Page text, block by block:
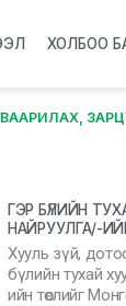
ХОЛБОО
ГЭР БҮЛИЙН
НАЙРУУЛГА/-
Хууль зүй,
бүлийн тухай
ийн төслийг